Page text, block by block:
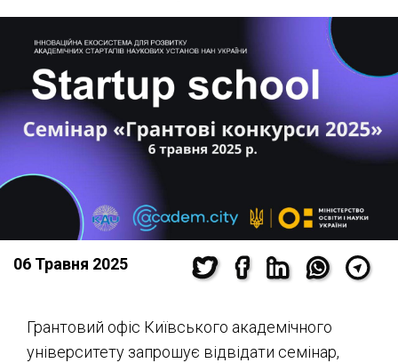
06 Травня 2025
Грантовий офіс Київського академічного
університету запрошує відвідати семінар,